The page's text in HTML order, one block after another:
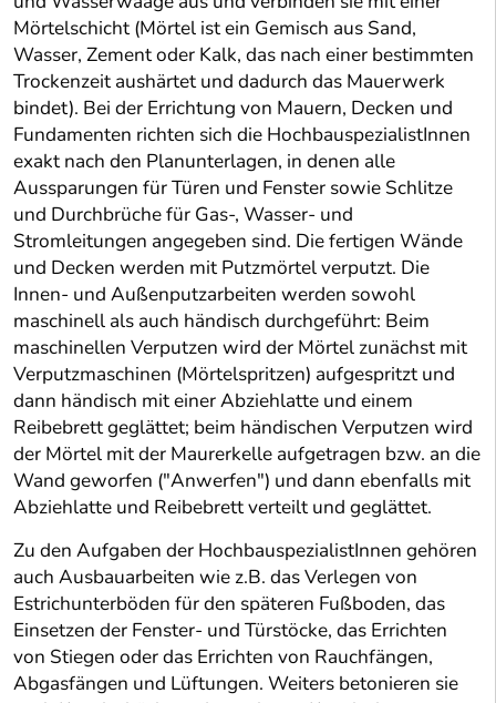
Mörtelschicht (Mörtel ist ein Gemisch aus Sand,
Wasser, Zement oder Kalk, das nach einer bestimmten
Trockenzeit aushärtet und dadurch das Mauerwerk
bindet). Bei der Errichtung von Mauern, Decken und
Fundamenten richten sich die HochbauspezialistInnen
exakt nach den Planunterlagen, in denen alle
Aussparungen für Türen und Fenster sowie Schlitze
und Durchbrüche für Gas-, Wasser- und
Stromleitungen angegeben sind. Die fertigen Wände
und Decken werden mit Putzmörtel verputzt. Die
Innen- und Außenputzarbeiten werden sowohl
maschinell als auch händisch durchgeführt: Beim
maschinellen Verputzen wird der Mörtel zunächst mit
Verputzmaschinen (Mörtelspritzen) aufgespritzt und
dann händisch mit einer Abziehlatte und einem
Reibebrett geglättet; beim händischen Verputzen wird
der Mörtel mit der Maurerkelle aufgetragen bzw. an die
Wand geworfen ("Anwerfen") und dann ebenfalls mit
Abziehlatte und Reibebrett verteilt und geglättet.
Zu den Aufgaben der HochbauspezialistInnen gehören
auch Ausbauarbeiten wie z.B. das Verlegen von
Estrichunterböden für den späteren Fußboden, das
Einsetzen der Fenster- und Türstöcke, das Errichten
von Stiegen oder das Errichten von Rauchfängen,
Abgasfängen und Lüftungen. Weiters betonieren sie